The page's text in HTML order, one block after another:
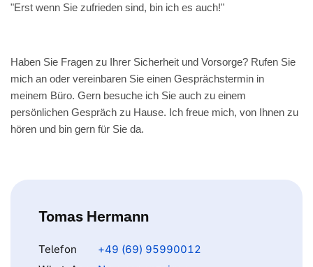
"Erst wenn Sie zufrieden sind, bin ich es auch!"
Haben Sie Fragen zu Ihrer Sicherheit und Vorsorge? Rufen Sie
mich an oder vereinbaren Sie einen Gesprächstermin in
meinem Büro. Gern besuche ich Sie auch zu einem
persönlichen Gespräch zu Hause. Ich freue mich, von Ihnen zu
hören und bin gern für Sie da.
Tomas Hermann
Telefon
+49 (69) 95990012